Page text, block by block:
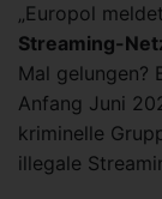
„Europol
Streaming-
Mal gelungen?
Anfang Juni
kriminelle
illegale